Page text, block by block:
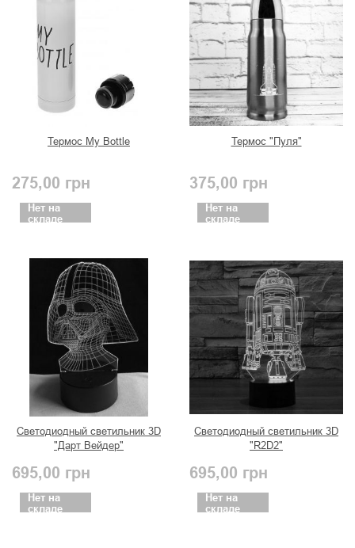
Термос My Bottle
275,00 грн
Нет на
складе
Термос "Пуля"
375,00 грн
Нет на
складе
Светодиодный светильник 3D
"Дарт Вейдер"
695,00 грн
Нет на
складе
Светодиодный светильник 3D
"R2D2"
695,00 грн
Нет на
складе